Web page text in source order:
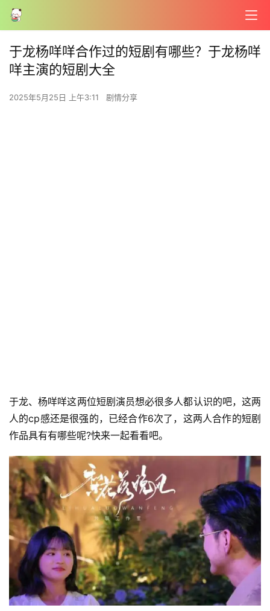
于龙杨咩咩合作过的短剧有哪些？于龙杨咩
咩主演的短剧大全
2025年5月25日 上午3:11 剧情分享
于龙、杨咩咩这两位短剧演员想必很多人都认识的吧，这两
人的cp感还是很强的，已经合作6次了，这两人合作的短剧
作品具有有哪些呢?快来一起看看吧。